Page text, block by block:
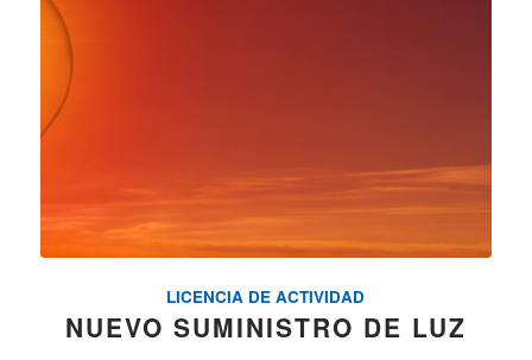
LICENCIA DE ACTIVIDAD
NUEVO SUMINISTRO DE LUZ